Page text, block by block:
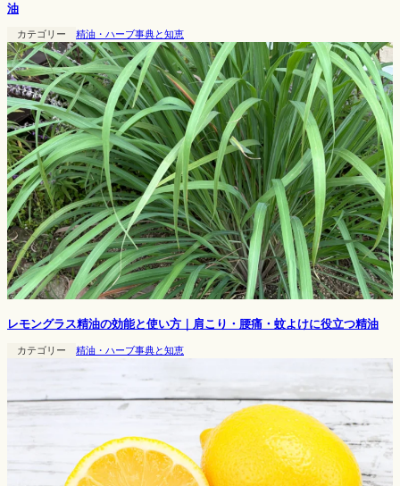
油
カテゴリー 精油・ハーブ事典と知恵
レモングラス精油の効能と使い方｜肩こり・腰痛・蚊よけに役立つ精油
カテゴリー 精油・ハーブ事典と知恵